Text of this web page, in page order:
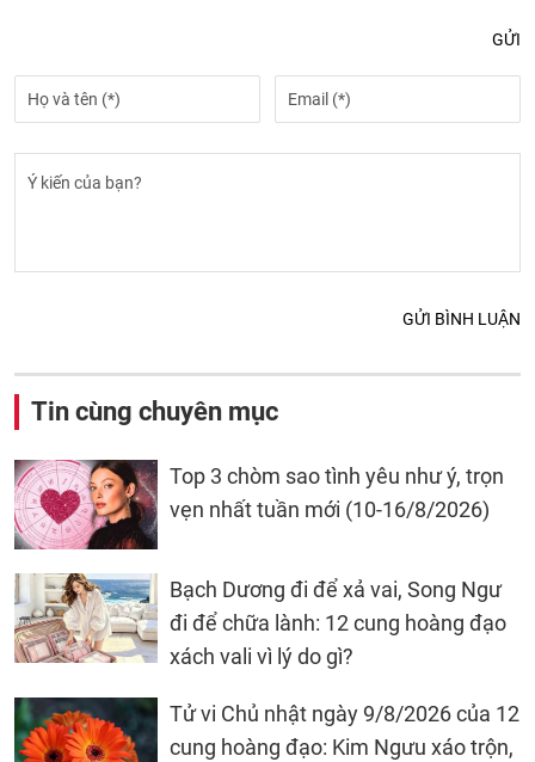
GỬI
GỬI BÌNH LUẬN
Tin cùng chuyên mục
Top 3 chòm sao tình yêu như ý, trọn
vẹn nhất tuần mới (10-16/8/2026)
Bạch Dương đi để xả vai, Song Ngư
đi để chữa lành: 12 cung hoàng đạo
xách vali vì lý do gì?
Tử vi Chủ nhật ngày 9/8/2026 của 12
cung hoàng đạo: Kim Ngưu xáo trộn,